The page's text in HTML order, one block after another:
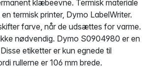
klæbeevne. Termisk materiale
termisk printer, Dymo LabelWriter.
farve, når de udsættes for varme.
nødvendig. Dymo S0904980 er en
etiketter er kun egnede til
rullerne er 106 mm brede.